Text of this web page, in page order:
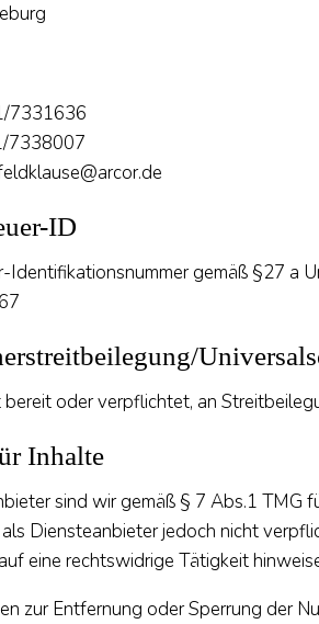
7331636
7338007
ID
Identifikationsnummer gemäß §27 a
oder verpflichtet, an
Inhalte
sind wir gemäß § 7 Abs.1 TMG
Diensteanbieter jedoch nicht
eine rechtswidrige Tätigkeit
zur Entfernung oder Sperrung der